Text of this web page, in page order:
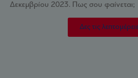
Δεκεμβρίου 2023. Πως σου φαίνεται;
Δες τις